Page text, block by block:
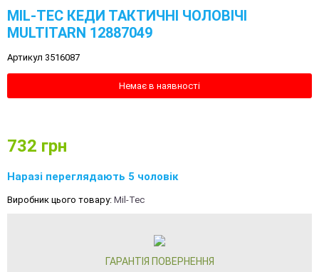
MIL-TEC КЕДИ ТАКТИЧНІ ЧОЛОВІЧІ
MULTITARN 12887049
Артикул 3516087
Немає в наявності
732 грн
Наразі переглядають 5 чоловік
Виробник цього товару: Mil-Tec
ГАРАНТІЯ ПОВЕРНЕННЯ